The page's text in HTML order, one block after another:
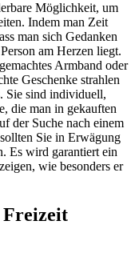
Möglichkeit, um
Indem man Zeit
man sich Gedanken
am Herzen liegt.
Armband oder
Geschenke strahlen
Sie sind individuell,
die man in gekauften
der Suche nach einem
Sie in Erwägung
Es wird garantiert ein
wie besonders er
Freizeit